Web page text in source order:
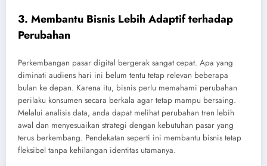
3. Membantu Bisnis Lebih Adaptif terhadap
Perubahan
Perkembangan pasar digital bergerak sangat cepat. Apa yang
diminati audiens hari ini belum tentu tetap relevan beberapa
bulan ke depan. Karena itu, bisnis perlu memahami perubahan
perilaku konsumen secara berkala agar tetap mampu bersaing.
Melalui analisis data, anda dapat melihat perubahan tren lebih
awal dan menyesuaikan strategi dengan kebutuhan pasar yang
terus berkembang. Pendekatan seperti ini membantu bisnis tetap
fleksibel tanpa kehilangan identitas utamanya.